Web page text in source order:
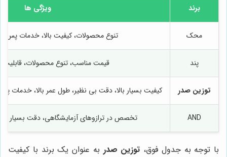
برند ویژگی ها
محک تنوع محصولات، کیفیت بالا، خدمات پس
پند قیمت مناسب، تنوع محصولات، قابلیت
توزین صدر کیفیت بسیار بالا، دقت بی نظیر، طول عمر بالا، خدمات
AND تخصص در ترازوهای آزمایشگاهی، دقت بسیار
با توجه به جدول فوق، توزین صدر به عنوان یک برند با کیفیت